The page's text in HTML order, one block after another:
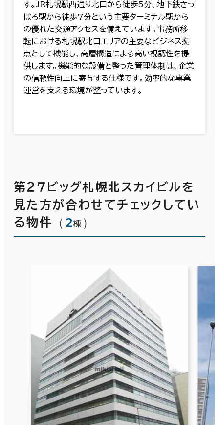
す。JR札幌駅西通り北口から徒歩5分、地下鉄さっ
ぽろ駅から徒歩7分という主要ターミナル駅から
の優れた交通アクセスを備えています。事務所移
転における札幌駅北口エリアの主要なビジネス拠
点として機能し、高層構造による高い視認性を提
供します。機能的な設備と整った管理体制は、企業
の信頼性向上に寄与する仕様です。効率的な事業
運営を支える環境が整っています。
第２７ビッグ札幌北スカイビルを
見た方が合わせてチェックしてい
る物件
（ 2棟 ）